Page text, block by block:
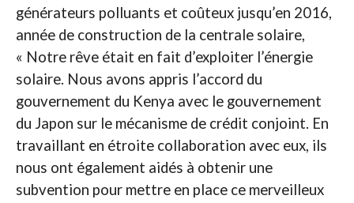
générateurs polluants et coûteux jusqu’en 2016,
année de construction de la centrale solaire,
« Notre rêve était en fait d’exploiter l’énergie
solaire. Nous avons appris l’accord du
gouvernement du Kenya avec le gouvernement
du Japon sur le mécanisme de crédit conjoint. En
travaillant en étroite collaboration avec eux, ils
nous ont également aidés à obtenir une
subvention pour mettre en place ce merveilleux